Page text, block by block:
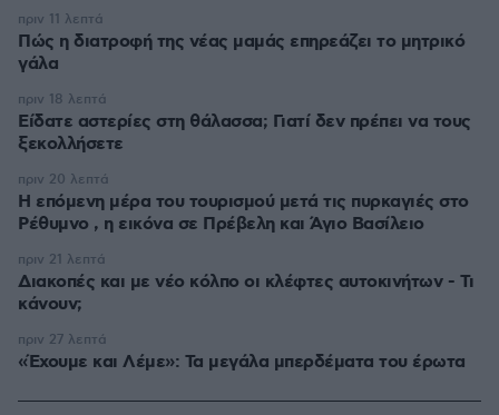
Πώς η διατροφή της νέας μαμάς επηρεάζει το μητρικό
γάλα
πριν 11 λεπτά
Είδατε αστερίες στη θάλασσα; Γιατί δεν πρέπει να τους
ξεκολλήσετε
πριν 18 λεπτά
Η επόμενη μέρα του τουρισμού μετά τις πυρκαγιές στο
Ρέθυμνο , η εικόνα σε Πρέβελη και Άγιο Βασίλειο
πριν 20 λεπτά
Διακοπές και με νέο κόλπο οι κλέφτες αυτοκινήτων - Τι
κάνουν;
πριν 21 λεπτά
«Έχουμε και Λέμε»: Τα μεγάλα μπερδέματα του έρωτα
πριν 27 λεπτά